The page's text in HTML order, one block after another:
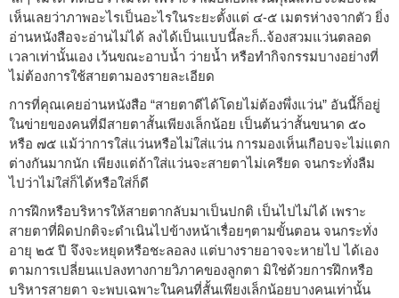
เห็นเลยว่าภาพอะไรเป็นอะไรในระยะตั้งแต่ ๔-๕ เมตรห่างจากตัว ยิ่ง
อ่านหนังสือจะอ่านไม่ได้ ลงได้เป็นแบบนี้ละก็..จ้องสวมแว่นตลอด
เวลาเท่านั้นเอง เว้นขณะอาบน้ำ ว่ายน้ำ หรือทำกิจกรรมบางอย่างที่
ไม่ต้องการใช้สายตามองรายละเอียด
การที่คุณเคยอ่านหนังสือ “สายตาดีได้โดยไม่ต้องพึ่งแว่น” อันนี้ก็อยู่
ในข่ายของคนที่มีสายตาสั้นเพียงเล็กน้อย เป็นต้นว่าสั้นขนาด ๕๐
หรือ ๗๕ แม้ว่าการใส่แว่นหรือไม่ใส่แว่น การมองเห็นเกือบจะไม่แตก
ต่างกันมากนัก เพียงแต่ถ้าใส่แว่นจะสายตาไม่เครียด จนกระทั่งลืม
ไปว่าไม่ใส่ก็ได้หรือใส่ก็ดี
การฝึกหรือบริหารให้สายตากลับมาเป็นปกติ เป็นไปไม่ได้ เพราะ
สายตาที่ผิดปกติจะดำเนินไปข้างหน้าเรื่อยๆตามขั้นตอน จนกระทั่ง
อายุ ๒๕ ปี จึงจะหยุดหรือชะลอลง แต่บางรายอาจจะหายไป ได้เอง
ตามการเปลี่ยนแปลงทางกายวิภาคของลูกตา มิใช่ด้วยการฝึกหรือ
บริหารสายตา จะพบเฉพาะในคนที่สั้นเพียงเล็กน้อยบางคนเท่านั้น